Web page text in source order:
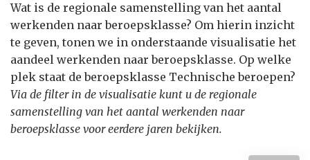
Wat is de regionale samenstelling van het aantal
werkenden naar beroepsklasse? Om hierin inzicht
te geven, tonen we in onderstaande visualisatie het
aandeel werkenden naar beroepsklasse. Op welke
plek staat de beroepsklasse Technische beroepen?
Via de filter in de visualisatie kunt u de regionale
samenstelling van het aantal werkenden naar
beroepsklasse voor eerdere jaren bekijken.